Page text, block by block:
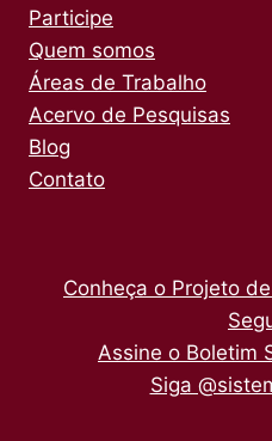
Participe
Quem somos
Áreas de Trabalho
Acervo de Pesquisas
Blog
Contato
Conheça o Projeto
Assine o Boletim
Siga